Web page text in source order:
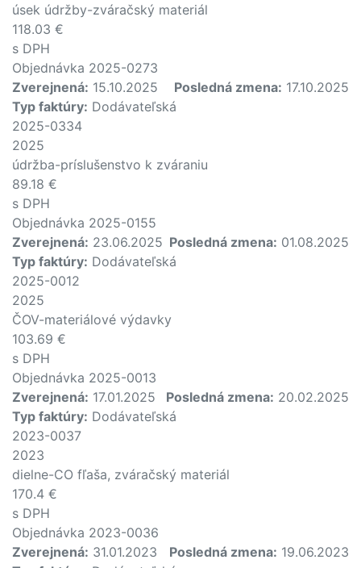
úsek údržby-zváračský materiál
118.03 €
s DPH
Objednávka 2025-0273
Zverejnená: 15.10.2025 Posledná zmena: 17.10.2025
Typ faktúry: Dodávateľská
2025-0334
2025
údržba-príslušenstvo k zváraniu
89.18 €
s DPH
Objednávka 2025-0155
Zverejnená: 23.06.2025 Posledná zmena: 01.08.2025
Typ faktúry: Dodávateľská
2025-0012
2025
ČOV-materiálové výdavky
103.69 €
s DPH
Objednávka 2025-0013
Zverejnená: 17.01.2025 Posledná zmena: 20.02.2025
Typ faktúry: Dodávateľská
2023-0037
2023
dielne-CO fľaša, zváračský materiál
170.4 €
s DPH
Objednávka 2023-0036
Zverejnená: 31.01.2023 Posledná zmena: 19.06.2023